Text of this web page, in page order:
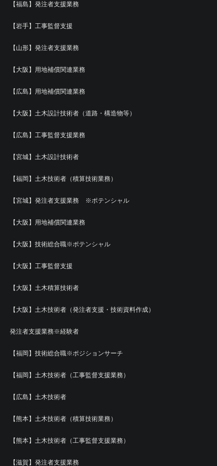
【福島】発注者支援業務
【岩手】工事監督支援
【山形】発注者支援業務
【大阪】用地補償関連業務
【広島】用地補償関連業務
【大阪】土木設計技術者（道路・構造物等）
【広島】工事監督支援業務
【宮城】土木設計技術者
【福岡】土木技術者（積算技術業務）
【宮城】発注者支援業務 ※ポテンシャル
【大阪】用地補償関連業務
【大阪】技術総合職※ポテンシャル
【大阪】工事監督支援
【大阪】土木積算技術者
【大阪】土木技術者（発注者支援・技術資料作成）
発注者支援業務※経験者
【福岡】技術総合職※ポジションサーチ
【福岡】土木技術者（工事監督支援業務）
【広島】土木技術者
【熊本】土木技術者（積算技術業務）
【熊本】土木技術者（工事監督支援業務）
【滋賀】発注者支援業務